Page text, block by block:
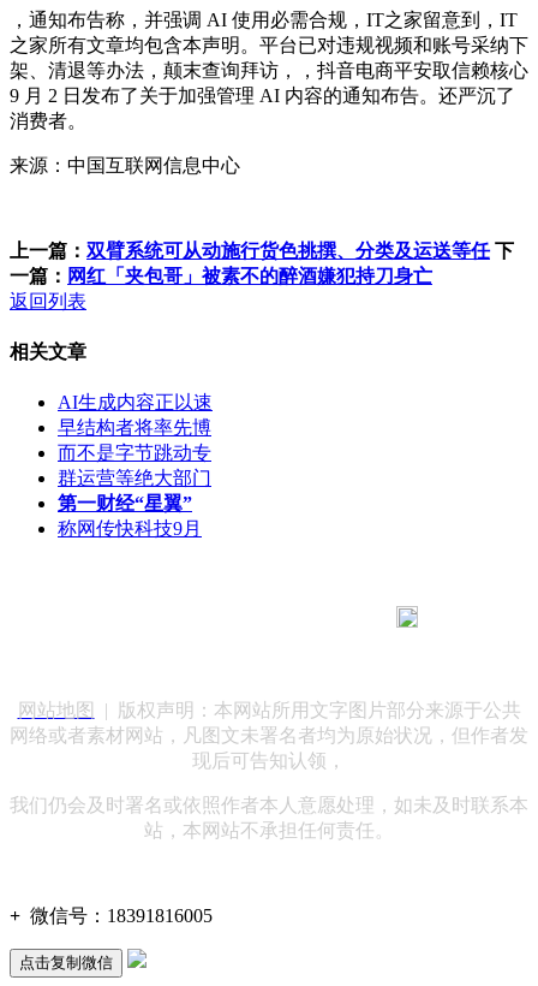
，通知布告称，并强调 AI 使用必需合规，IT之家留意到，IT
之家所有文章均包含本声明。平台已对违规视频和账号采纳下
架、清退等办法，颠末查询拜访，，抖音电商平安取信赖核心
9 月 2 日发布了关于加强管理 AI 内容的通知布告。还严沉了
消费者。
来源：中国互联网信息中心
上一篇： 双臂系统可从动施行货色挑撰、分类及运送等任 下
一篇： 网红「夹包哥」被素不的醉酒嫌犯持刀身亡
返回列表
相关文章
AI生成内容正以速
早结构者将率先博
而不是字节跳动专
群运营等绝大部门
第一财经“星翼”
称网传快科技9月
网站地图
| 版权声明：本网站所用文字图片部分来源于公共
网络或者素材网站，凡图文未署名者均为原始状况，但作者发
现后可告知认领，
我们仍会及时署名或依照作者本人意愿处理，如未及时联系本
站，本网站不承担任何责任。
+ 微信号： 18391816005
点击复制微信